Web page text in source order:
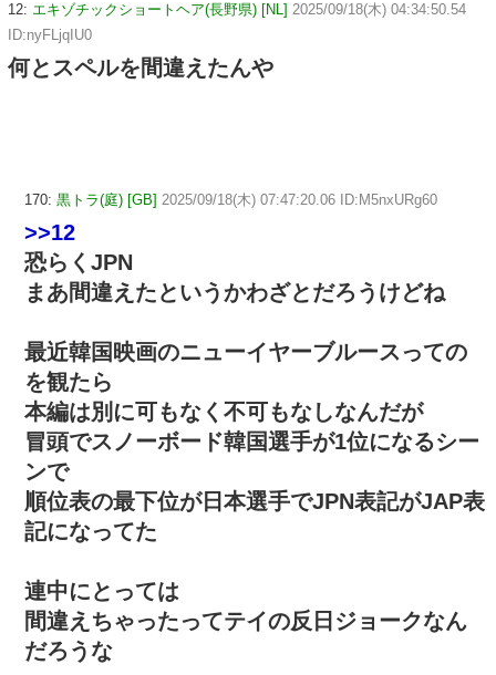
12: エキゾチックショートヘア(長野県) [NL] 2025/09/18(木) 04:34:50.54
ID:nyFLjqIU0
何とスペルを間違えたんや
170: 黒トラ(庭) [GB] 2025/09/18(木) 07:47:20.06 ID:M5nxURg60
>>12
恐らくJPN
まあ間違えたというかわざとだろうけどね
最近韓国映画のニューイヤーブルースっての
を観たら
本編は別に可もなく不可もなしなんだが
冒頭でスノーボード韓国選手が1位になるシー
ンで
順位表の最下位が日本選手でJPN表記がJAP表
記になってた
連中にとっては
間違えちゃったってテイの反日ジョークなん
だろうな